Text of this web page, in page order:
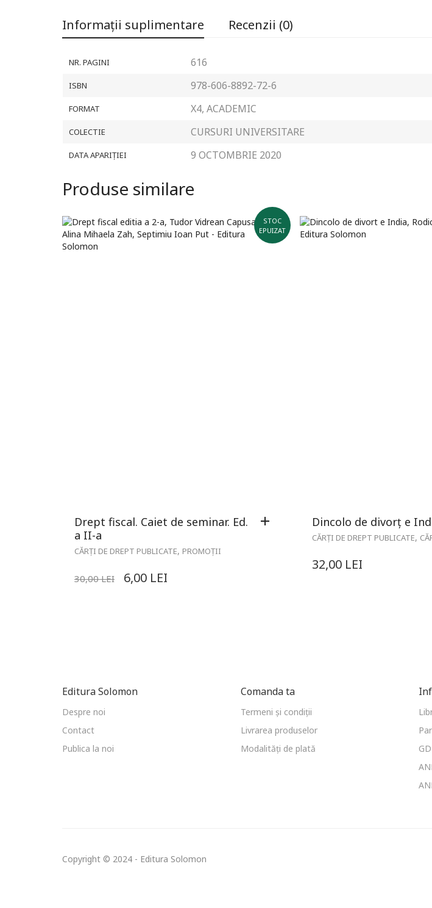
Informații suplimentare Recenzii (0)
NR. PAGINI 616
ISBN 978-606-8892-72-6
FORMAT X4, ACADEMIC
COLECTIE CURSURI UNIVERSITARE
DATA APARIȚIEI 9 OCTOMBRIE 2020
Produse similare
STOC
EPUIZAT
Drept fiscal. Caiet de seminar. Ed.
a II-a
CĂRȚI DE DREPT PUBLICATE, PROMOȚII
30,00LEI 6,00 LEI
Dincolo de divorț e
CĂRȚI DE DREPT PUBLICATE,
32,00 LEI
Editura Solomon
Despre noi
Contact
Publica la noi
Comanda ta
Termeni și condiții
Livrarea produselor
Modalități de plată
Copyright © 2024 - Editura Solomon